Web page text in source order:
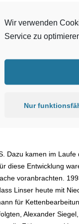
Dazu kamen im
diese Entwicklung
voranbrachten.
Linser heute mit
für
Alexander
Wir verwenden
Service zu
Nur